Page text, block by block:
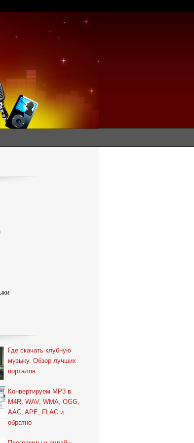
Где скачать клубную
музыку. Обзор лучших
порталов
Конвертируем MP3 в
M4R, WAV, WMA, OGG,
AAC, APE, FLAC и
обратно